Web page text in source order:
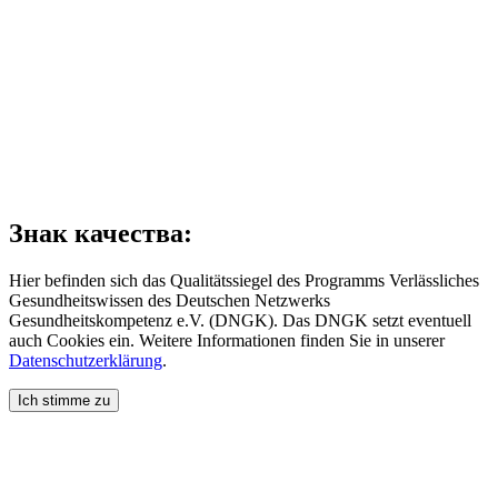
Знак качества:
Hier befinden sich das Qualitätssiegel des Programms Verlässliches
Gesundheitswissen des Deutschen Netzwerks
Gesundheitskompetenz e.V. (DNGK). Das DNGK setzt eventuell
auch Cookies ein. Weitere Informationen finden Sie in unserer
Datenschutzerklärung.
Ich stimme zu